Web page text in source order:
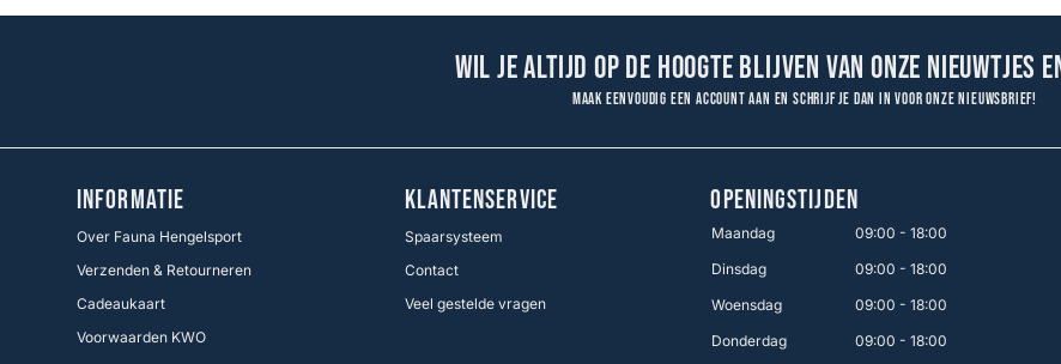
Wil je altijd op de hoogte blijven van onze nieuwtjes
Maak eenvoudig een account aan en schrijf je dan in voor onze nieuwsbrief!
INFORMATIE
Over Fauna Hengelsport
Verzenden & Retourneren
Cadeaukaart
Voorwaarden KWO
KLANTENSERVICE
Spaarsysteem
Contact
Veel gestelde vragen
OPENINGSTIJDEN
Maandag
09:00 - 18:00
Dinsdag
09:00 - 18:00
Woensdag
09:00 - 18:00
Donderdag
09:00 - 18:00